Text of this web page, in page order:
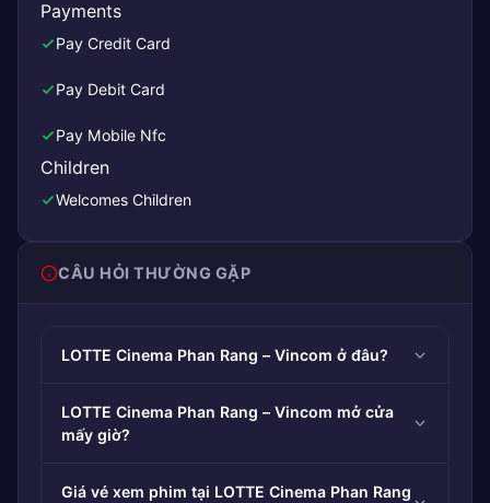
Payments
Pay Credit Card
Pay Debit Card
Pay Mobile Nfc
Children
Welcomes Children
CÂU HỎI THƯỜNG GẶP
LOTTE Cinema Phan Rang – Vincom ở đâu?
LOTTE Cinema Phan Rang – Vincom mở cửa
mấy giờ?
Giá vé xem phim tại LOTTE Cinema Phan Rang